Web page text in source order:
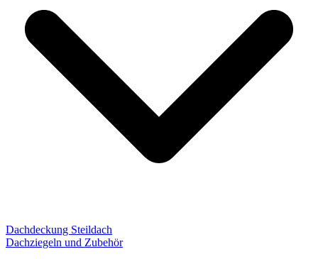
Dachdeckung Steildach
Dachziegeln und Zubehör